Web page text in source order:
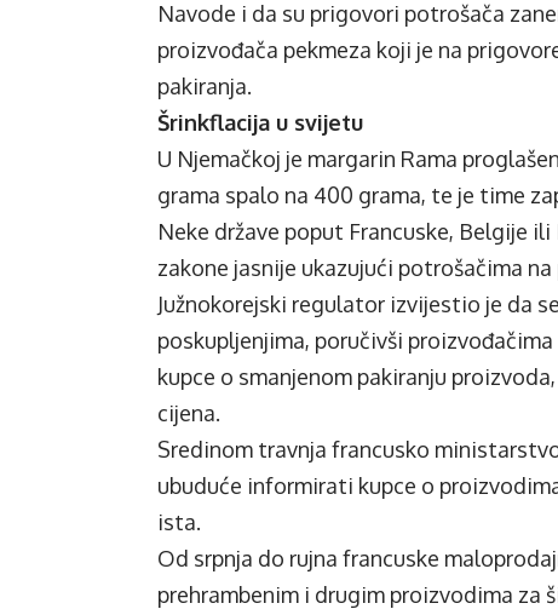
Navode i da su prigovori potrošača
proizvođača pekmeza koji je na
pakiranja.
Šrinkflacija u svijetu
U Njemačkoj je margarin Rama
grama spalo na 400 grama, te je time
Neke države poput Francuske, Belgije
zakone jasnije ukazujući potrošačima
Južnokorejski regulator izvijestio je da
poskupljenjima, poručivši
kupce o smanjenom pakiranju
cijena.
Sredinom travnja francusko
ubuduće informirati kupce o
ista.
Od srpnja do rujna francuske
prehrambenim i drugim proizvodima za